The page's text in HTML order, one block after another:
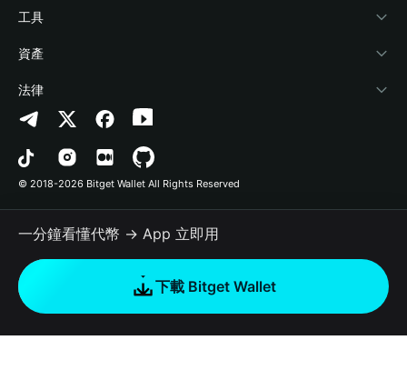
加密資訊
幫助中心
‌聯繫我們
品牌資源
工作機會
Payfi Crypto
Crypto Swap API
Altcoin Season Index
Prediction Markets
DApp
RWA
如何購買加密貨幣
連接錢包
Bitget Wallet Pay
合作上架
風險保障基金
安全防護技術
工具
快捷買幣
授權檢測
合約檢測
批次轉帳
資產
Arbitrum
Avalanche
Bitcoin
Polygon
法律
隱私協議
用戶使用協議
© 2018-2026 Bitget Wallet All Rights Reserved
一分鐘看懂代幣 → App 立即用
下載 Bitget Wallet